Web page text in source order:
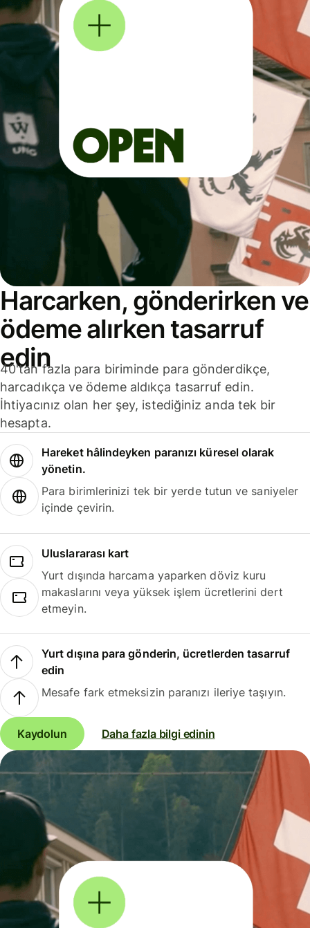
Harcarken, gönderirken ve
ödeme alırken tasarruf
edin
40'tan fazla para biriminde para gönderdikçe,
harcadıkça ve ödeme aldıkça tasarruf edin.
İhtiyacınız olan her şey, istediğiniz anda tek bir
hesapta.
Hareket hâlindeyken paranızı küresel olarak
yönetin.
Para birimlerinizi tek bir yerde tutun ve saniyeler
içinde çevirin.
Uluslararası kart
Yurt dışında harcama yaparken döviz kuru
makaslarını veya yüksek işlem ücretlerini dert
etmeyin.
Yurt dışına para gönderin, ücretlerden tasarruf
edin
Mesafe fark etmeksizin paranızı ileriye taşıyın.
Kaydolun Daha fazla bilgi edinin